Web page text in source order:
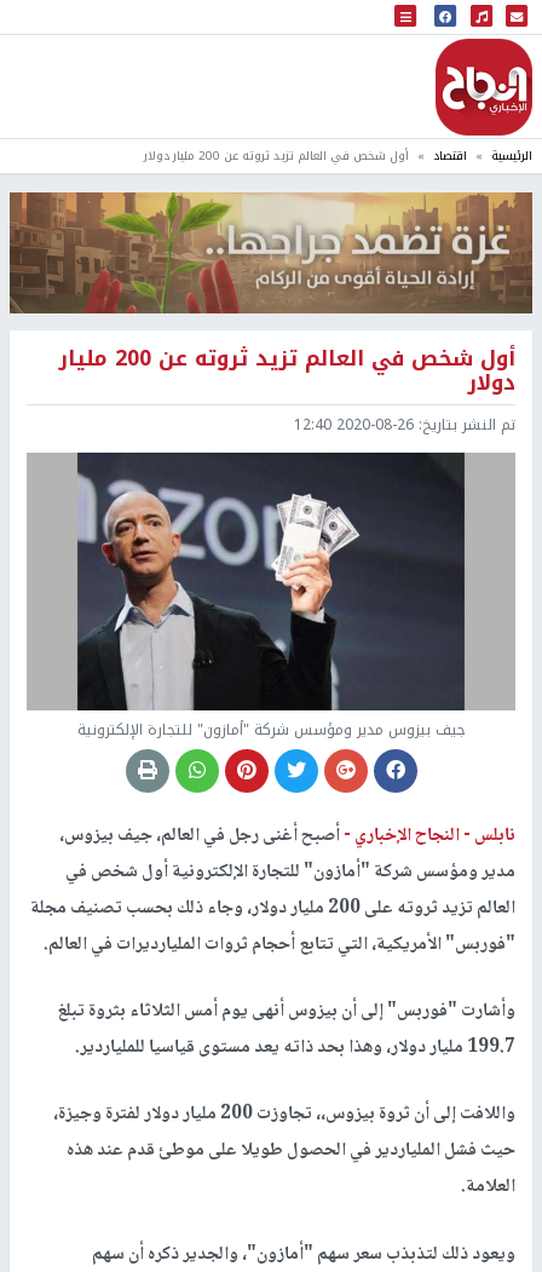
البث المباشر
إذاعة النجاح
الرئيسية اقتصاد أول شخص في العالم تزيد ثروته عن 200 مليار دولار
أول شخص في العالم تزيد ثروته عن 200 مليار
دولار
تم النشر بتاريخ: 2020-08-26 12:40
جيف بيزوس مدير ومؤسس شركة "أمازون" للتجارة الإلكترونية
نابلس -النجاح الإخباري -أصبح أغنى رجل في العالم، جيف بيزوس،
مدير ومؤسس شركة "أمازون" للتجارة الإلكترونية أول شخص في
العالم تزيد ثروته على 200 مليار دولار، وجاء ذلك بحسب تصنيف مجلة
"فوربس" الأمريكية، التي تتابع أحجام ثروات المليارديرات في العالم.
وأشارت "فوربس" إلى أن بيزوس أنهى يوم أمس الثلاثاء بثروة تبلغ
199.7 مليار دولار، وهذا بحد ذاته يعد مستوى قياسيا للملياردير.
واللافت إلى أن ثروة بيزوس،، تجاوزت 200 مليار دولار لفترة وجيزة،
حيث فشل الملياردير في الحصول طويلا على موطئ قدم عند هذه
العلامة.
ويعود ذلك لتذبذب سعر سهم "أمازون"، والجدير ذكره أن سهم